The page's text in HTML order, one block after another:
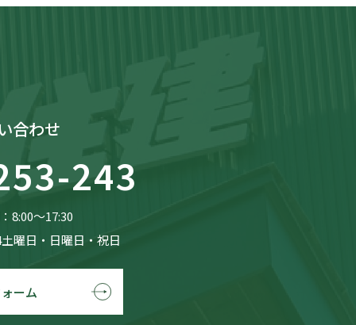
合わせ
243
8:00〜17:30
曜日・日曜日・祝日
ーム